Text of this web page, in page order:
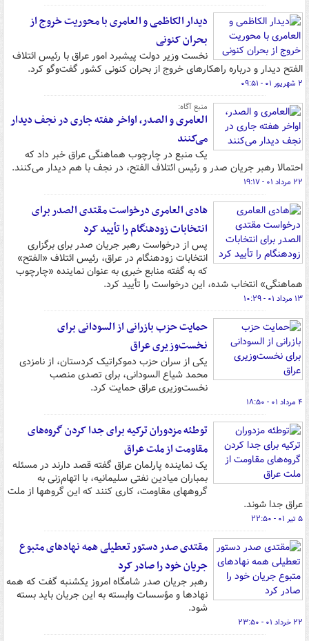
دیدار الکاظمی و العامری با محوریت خروج از
بحران کنونی
نخست وزیر دولت پیشبرد امور عراق با رئیس ائتلاف
الفتح دیدار و درباره راهکارهای خروج از بحران کنونی کشور گفت‌وگو کرد.
۲ شهریور ۰۱ - ۰۹:۵۱
منبع آگاه:
العامری و الصدر، اواخر هفته جاری در نجف دیدار
می‌کنند
یک منبع در چارچوب هماهنگی عراق خبر داد که
احتمالا رهبر جریان صدر و رئیس ائتلاف الفتح، در نجف با هم دیدار می‌کنند.
۲۲ مرداد ۰۱ - ۱۹:۱۷
هادی العامری درخواست مقتدی الصدر برای
انتخابات زودهنگام را تأیید کرد
پس از درخواست رهبر جریان صدر برای برگزاری
انتخابات زودهنگام در عراق، رئیس ائتلاف «الفتح»
که به گفته منابع خبری به عنوان نماینده «چارچوب
هماهنگی» انتخاب شده، این درخواست را تأیید کرد.
۱۳ مرداد ۰۱ - ۱۰:۲۹
حمایت حزب بازرانی از السودانی برای
نخست‌وزیری عراق
یکی از سران حزب دموکراتیک کردستان، از نامزدی
محمد شیاع السودانی، برای تصدی منصب
نخست‌وزیری عراق حمایت کرد.
۴ مرداد ۰۱ - ۱۸:۵۰
توطئه مزدوران ترکیه برای جدا کردن گروه‌های
مقاومت از ملت عراق
یک نماینده پارلمان عراق گفته قصد دارند در مسئله
بمباران میادین نفتی سلیمانیه، با اتهام‌زنی به
گروههای مقاومت، کاری کنند که این گروهها از ملت
عراق جدا شوند.
۵ تیر ۰۱ - ۲۲:۵۰
مقتدی صدر دستور تعطیلی همه نهادهای متبوع
جریان خود را صادر کرد
رهبر جریان صدر شامگاه امروز یکشنبه گفت که همه
نهادها و مؤسسات وابسته به این جریان باید بسته
شود.
۲۲ خرداد ۰۱ - ۲۳:۵۰